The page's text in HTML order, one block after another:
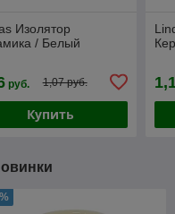
Изолятор
/ Белый
руб. 1,07 руб.
Купить